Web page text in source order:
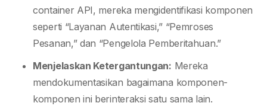
container API, mereka mengidentifikasi komponen
seperti “Layanan Autentikasi,” “Pemroses
Pesanan,” dan “Pengelola Pemberitahuan.”
Menjelaskan Ketergantungan: Mereka
mendokumentasikan bagaimana komponen-
komponen ini berinteraksi satu sama lain.